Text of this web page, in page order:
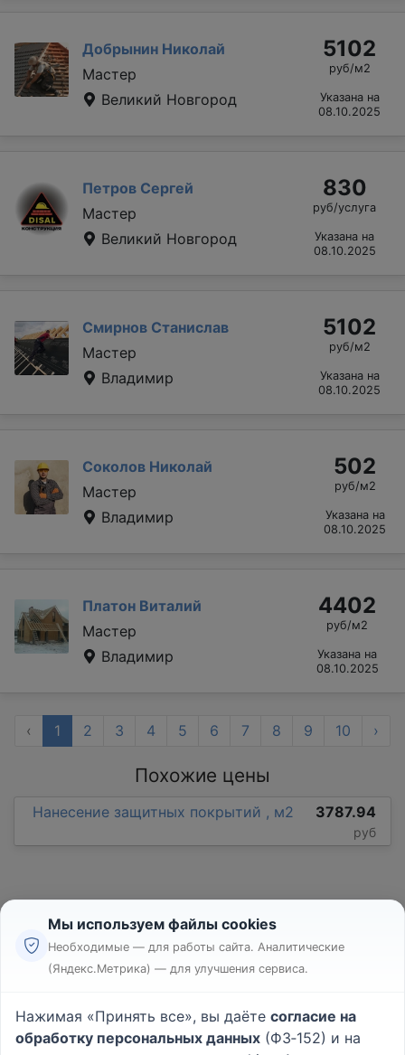
Добрынин Николай
Мастер
Великий Новгород
5102
руб/м2
Указана на
08.10.2025
Петров Сергей
Мастер
Великий Новгород
830
руб/услуга
Указана на
08.10.2025
Смирнов Станислав
Мастер
Владимир
5102
руб/м2
Указана на
08.10.2025
Соколов Николай
Мастер
Владимир
502
руб/м2
Указана на
08.10.2025
Платон Виталий
Мастер
Владимир
4402
руб/м2
Указана на
08.10.2025
‹ 1 2 3 4 5 6 7 8 9 10 ›
Похожие цены
Нанесение защитных покрытий , м2 3787.94
руб
Реклама
Пользовательское соглашение
Политика конфиденциальности
Мы используем файлы cookies
Необходимые — для работы сайта. Аналитические
(Яндекс.Метрика) — для улучшения сервиса.
Нажимая «Принять все», вы даёте согласие на
обработку персональных данных (ФЗ‑152) и на